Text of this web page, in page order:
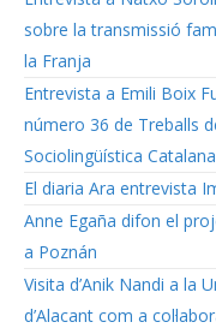
sobre la transmissió
la Franja
Entrevista a Emili Boix
número 36 de Treballs
Sociolingüística Catalana
El diaria Ara entrevista
Anne Egaña difon el
a Poznán
Visita d’Anik Nandi a la
d’Alacant com a